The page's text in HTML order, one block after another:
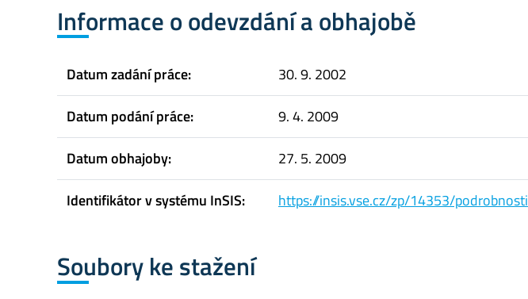
Informace o odevzdání a obhajobě
Datum zadání práce:
30. 9. 2002
Datum podání práce:
9. 4. 2009
Datum obhajoby:
27. 5. 2009
Identifikátor v systému InSIS:
https://insis.vse.cz/zp/14353/podrobnosti
Soubory ke stažení